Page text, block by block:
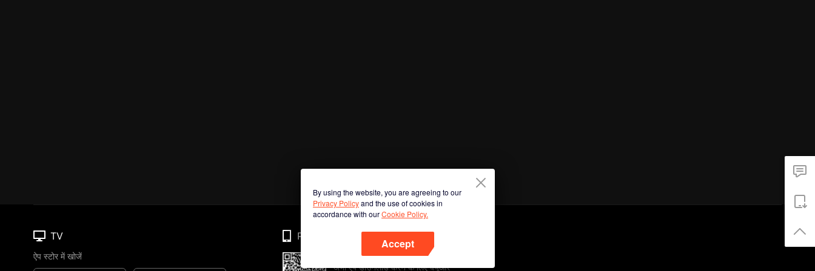
By using the website, you are agreeing to our
Privacy Policyand the use of cookies in
accordance with ourCookie Policy.
Accept
TV
ऐप स्टोर में खोजें
Phone
अभी ऐप डाउनलोड करने के लिए क्यूआर